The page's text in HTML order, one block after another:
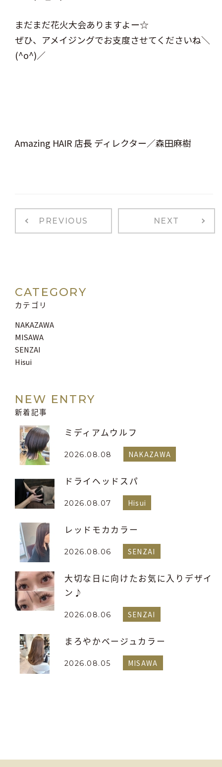
まだまだ花火大会ありますよー☆
ぜひ、アメイジングでお支度させてくださいね＼
(^o^)／
Amazing HAIR 店長 ディレクター／森田麻樹
PREVIOUS NEXT
CATEGORY
カテゴリ
NAKAZAWA
MISAWA
SENZAI
Hisui
NEW ENTRY
新着記事
ミディアムウルフ
2026.08.08 NAKAZAWA
ドライヘッドスパ
2026.08.07 Hisui
レッドモカカラー
2026.08.06 SENZAI
大切な日に向けたお気に入りデザイ
ン♪
2026.08.06 SENZAI
まろやかベージュカラー
2026.08.05 MISAWA